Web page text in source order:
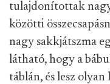
tulajdonítottak
közötti
nagy sakkjátszma
látható, hogy a
táblán, és lesz